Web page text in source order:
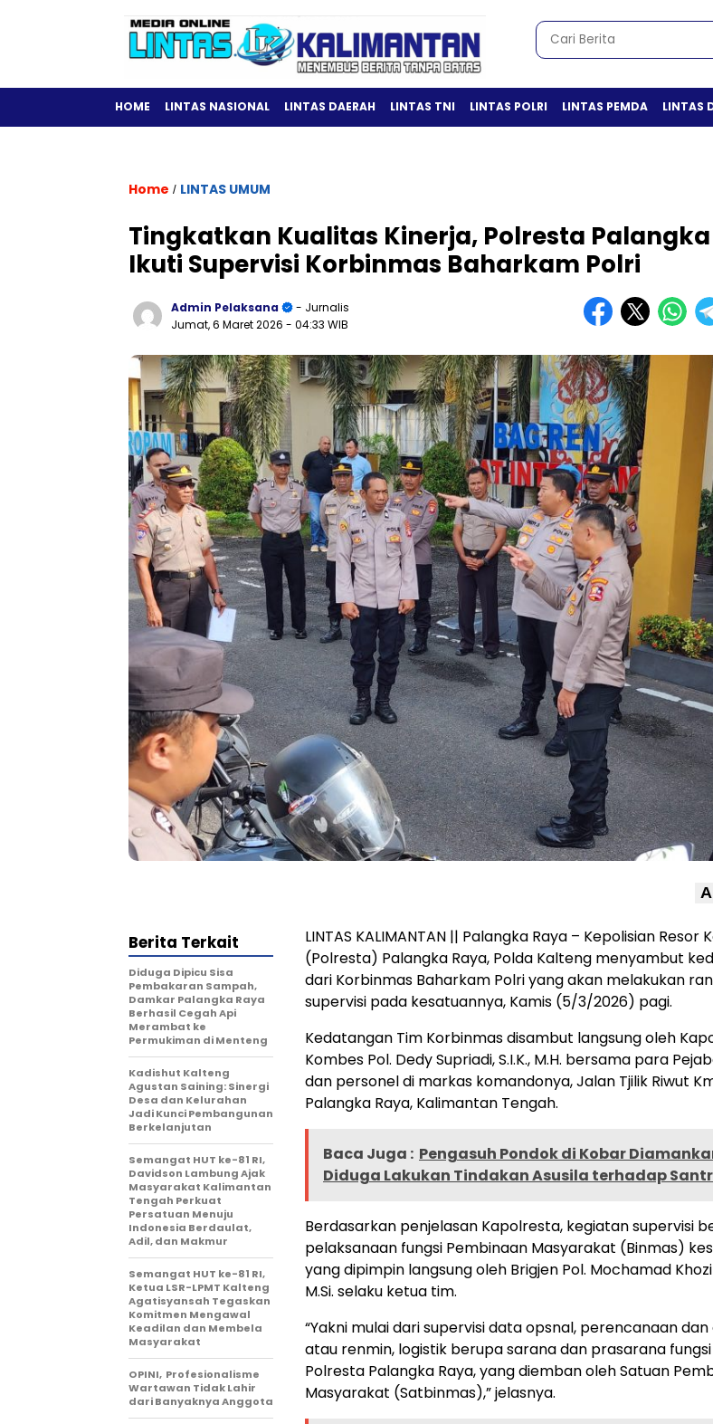
HOME LINTAS NASIONAL LINTAS DAERAH LINTAS TNI LINTAS POLRI LINTAS PEMDA LINTAS
Home / LINTAS UMUM
Tingkatkan Kualitas Kinerja, Polresta Palangka
Ikuti Supervisi Korbinmas Baharkam Polri
Admin Pelaksana
- Jurnalis
Jumat, 6 Maret 2026 - 04:33 WIB
A
LINTAS KALIMANTAN || Palangka Raya – Kepolisian Resor
(Polresta) Palangka Raya, Polda Kalteng menyambut
dari Korbinmas Baharkam Polri yang akan melakukan
supervisi pada kesatuannya, Kamis (5/3/2026) pagi.
Kedatangan Tim Korbinmas disambut langsung oleh
Kombes Pol. Dedy Supriadi, S.I.K., M.H. bersama para
dan personel di markas komandonya, Jalan Tjilik Riwut
Palangka Raya, Kalimantan Tengah.
Baca Juga : Pengasuh Pondok di Kobar
Diduga Lakukan Tindakan Asusila terhadap
Berdasarkan penjelasan Kapolresta, kegiatan supervisi
pelaksanaan fungsi Pembinaan Masyarakat (Binmas)
yang dipimpin langsung oleh Brigjen Pol. Mochamad Khozin,
M.Si. selaku ketua tim.
“Yakni mulai dari supervisi data opsnal, perencanaan
atau renmin, logistik berupa sarana dan prasarana fungsi
Polresta Palangka Raya, yang diemban oleh Satuan
Masyarakat (Satbinmas),” jelasnya.
Berita Terkait
Diduga Dipicu Sisa
Pembakaran Sampah,
Damkar Palangka Raya
Berhasil Cegah Api
Merambat ke
Permukiman di Menteng
Kadishut Kalteng
Agustan Saining: Sinergi
Desa dan Kelurahan
Jadi Kunci Pembangunan
Berkelanjutan
Semangat HUT ke-81 RI,
Davidson Lambung Ajak
Masyarakat Kalimantan
Tengah Perkuat
Persatuan Menuju
Indonesia Berdaulat,
Adil, dan Makmur
Semangat HUT ke-81 RI,
Ketua LSR-LPMT Kalteng
Agatisyansah Tegaskan
Komitmen Mengawal
Keadilan dan Membela
Masyarakat
OPINI, Profesionalisme
Wartawan Tidak Lahir
dari Banyaknya Anggota